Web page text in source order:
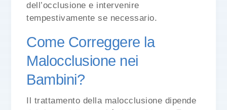
dell’occlusione e intervenire
tempestivamente se necessario.
Come Correggere la
Malocclusione nei
Bambini?
Il trattamento della malocclusione dipende